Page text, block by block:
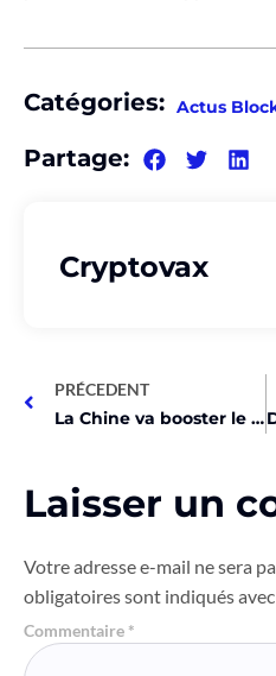
Catégories: Actus
Partage:
Cryptovax
PRÉCEDENT
La Chine va booster le Bitcoin à 1 million $ d’ici 2028!
Laisser un
Votre adresse e-mail ne sera
obligatoires sont indiqués avec
Commentaire *